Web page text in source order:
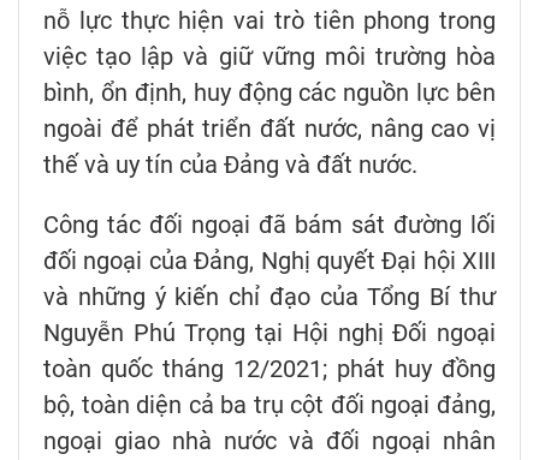
nỗ lực thực hiện vai trò tiên phong trong
việc tạo lập và giữ vững môi trường hòa
bình, ổn định, huy động các nguồn lực bên
ngoài để phát triển đất nước, nâng cao vị
thế và uy tín của Đảng và đất nước.
Công tác đối ngoại đã bám sát đường lối
đối ngoại của Đảng, Nghị quyết Đại hội XIII
và những ý kiến chỉ đạo của Tổng Bí thư
Nguyễn Phú Trọng tại Hội nghị Đối ngoại
toàn quốc tháng 12/2021; phát huy đồng
bộ, toàn diện cả ba trụ cột đối ngoại đảng,
ngoại giao nhà nước và đối ngoại nhân